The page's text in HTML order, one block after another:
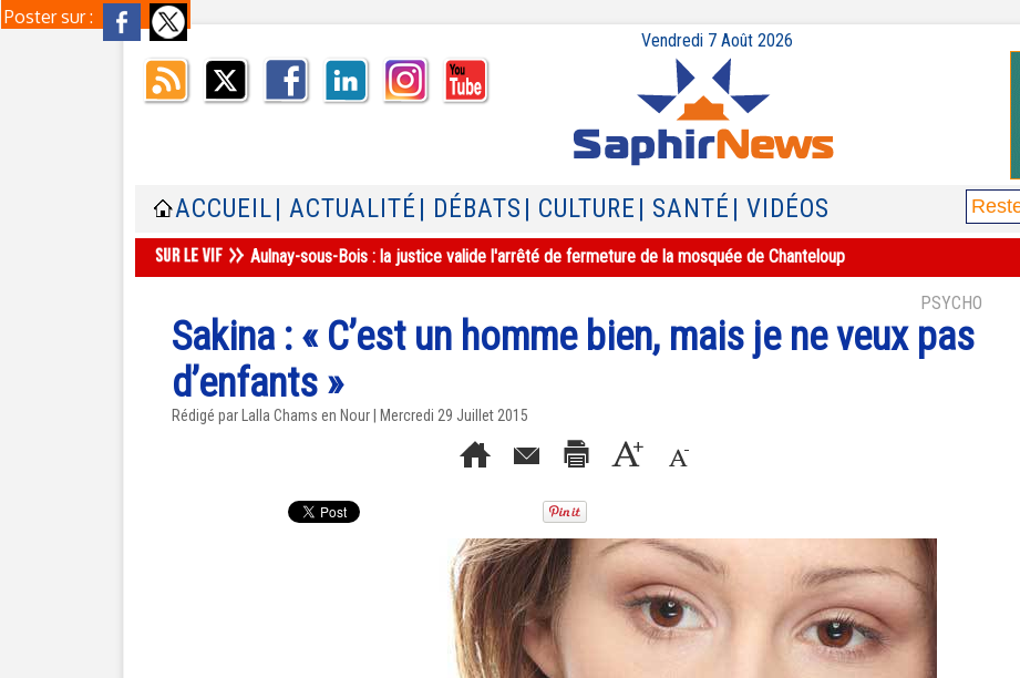
Poster sur :
Vendredi 7 Août 2026
ACCUEIL | ACTUALITÉ | DÉBATS | CULTURE | SANTÉ | VIDÉOS
Aulnay-sous-Bois : la justice valide l'arrêté de fermeture de la mosquée de Chanteloup
PSYCHO
Sakina : « C’est un homme bien, mais je ne veux pas
d’enfants »
Rédigé par Lalla Chams en Nour | Mercredi 29 Juillet 2015